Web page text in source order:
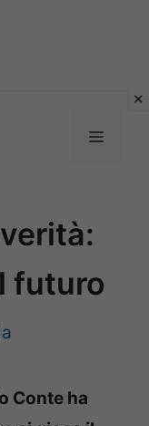
Menu
futuro
Conte ha